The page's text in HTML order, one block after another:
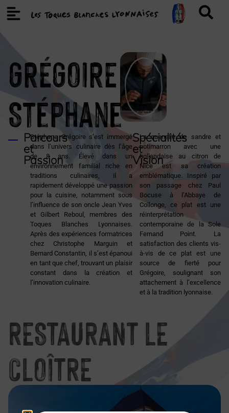
GRÉGOIRE
Stéphane
Parcours
et
Passion
Stéphane Grégoire s’est immergé
dans l’univers culinaire dès l’âge
de 8 ans. Élevé dans un
environnement familial riche en
traditions culinaires, il a
rapidement développé une passion
pour la cuisine, notamment sous
l’influence de son oncle Jean Yves
et Gilbert Reboul, membres des
Toques Blanches Lyonnaises.
Après des expériences formatrices
chez Christophe Marguin et
Bernard Constantin, il s’est épanoui
en tant que chef, trouvant un plaisir
constant dans la création et
l’innovation culinaire.
Spécialités
et
Vision
La quenelle de sandre et
potimarron avec une
hollandaise au citron de
Nice est sa création
emblématique. Inspiré par
son passage chez Paul
Bocuse à l’Abbaye de
Collonge, ce plat est une
réinterprétation
contemporaine de la Sole
Fernand Point. La
satisfaction des clients vis-
à-vis de ce plat est une
source de fierté pour
Grégoire, soulignant son
attachement à l’excellence
et à la tradition lyonnaise.
RESTAURANT LE
CLOÎTRE